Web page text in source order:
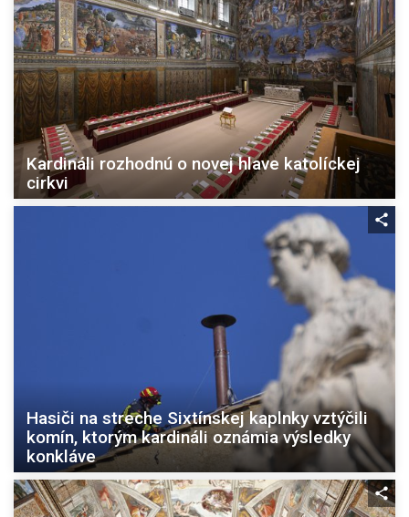
Kardináli rozhodnú o novej hlave katolíckej
cirkvi
Hasiči na streche Sixtínskej kaplnky vztýčili
komín, ktorým kardináli oznámia výsledky
konkláve